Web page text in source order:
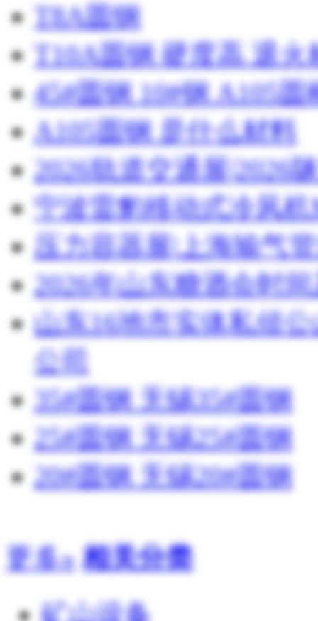
T8A圆钢
T10A圆钢 硬度高 退火
45#圆钢 10#钢 A105圆
A105圆钢 是什么材料
2026轨道交通展|2026
宁波雷豹移动式冷风
压力容器展|上海输气
2026年山东糖酒会时
山东16地市实体私侦
公司
35#圆钢 无锡35#圆钢
25#圆钢 无锡25#圆钢
20#圆钢 无锡20#圆钢
更多» 相关分类
矿山设备